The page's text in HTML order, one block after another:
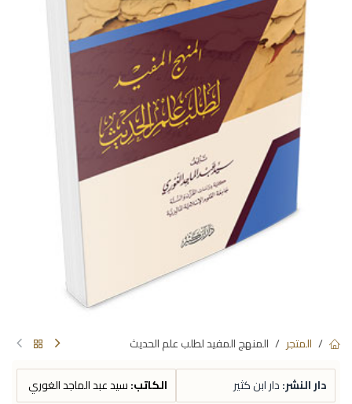
المتجر المنهج المفيد لطلب علم الحديث
دار النشر:دار ابن كثير الكاتب:سيد عبد الماجد الغوري